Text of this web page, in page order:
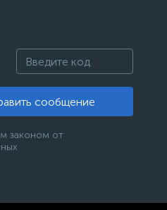
сообщение
законом от